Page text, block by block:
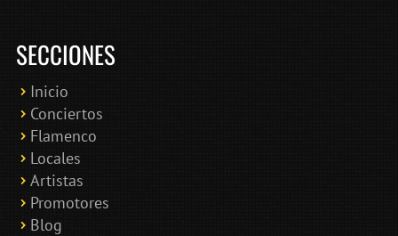
SECCIONES
Inicio
Conciertos
Flamenco
Locales
Artistas
Promotores
Blog